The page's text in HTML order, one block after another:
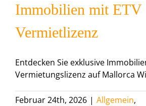
Immobilien mit ETV
Vermietlizenz
Entdecken Sie exklusive
Vermietungslizenz auf Mallorca
Februar 24th, 2026 | Allgemein,